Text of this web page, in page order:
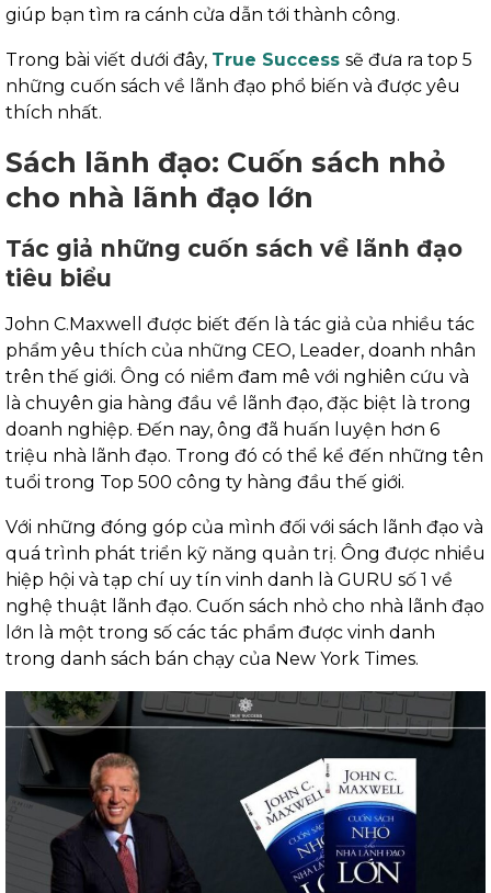
giúp bạn tìm ra cánh cửa dẫn tới thành công.
Trong bài viết dưới đây, True Success sẽ đưa ra top 5
những cuốn sách về lãnh đạo phổ biến và được yêu
thích nhất.
Sách lãnh đạo: Cuốn sách nhỏ
cho nhà lãnh đạo lớn
Tác giả những cuốn sách về lãnh đạo
tiêu biểu
John C.Maxwell được biết đến là tác giả của nhiều tác
phẩm yêu thích của những CEO, Leader, doanh nhân
trên thế giới. Ông có niềm đam mê với nghiên cứu và
là chuyên gia hàng đầu về lãnh đạo, đặc biệt là trong
doanh nghiệp. Đến nay, ông đã huấn luyện hơn 6
triệu nhà lãnh đạo. Trong đó có thể kể đến những tên
tuổi trong Top 500 công ty hàng đầu thế giới.
Với những đóng góp của mình đối với sách lãnh đạo và
quá trình phát triển kỹ năng quản trị. Ông được nhiều
hiệp hội và tạp chí uy tín vinh danh là GURU số 1 về
nghệ thuật lãnh đạo. Cuốn sách nhỏ cho nhà lãnh đạo
lớn là một trong số các tác phẩm được vinh danh
trong danh sách bán chạy của New York Times.